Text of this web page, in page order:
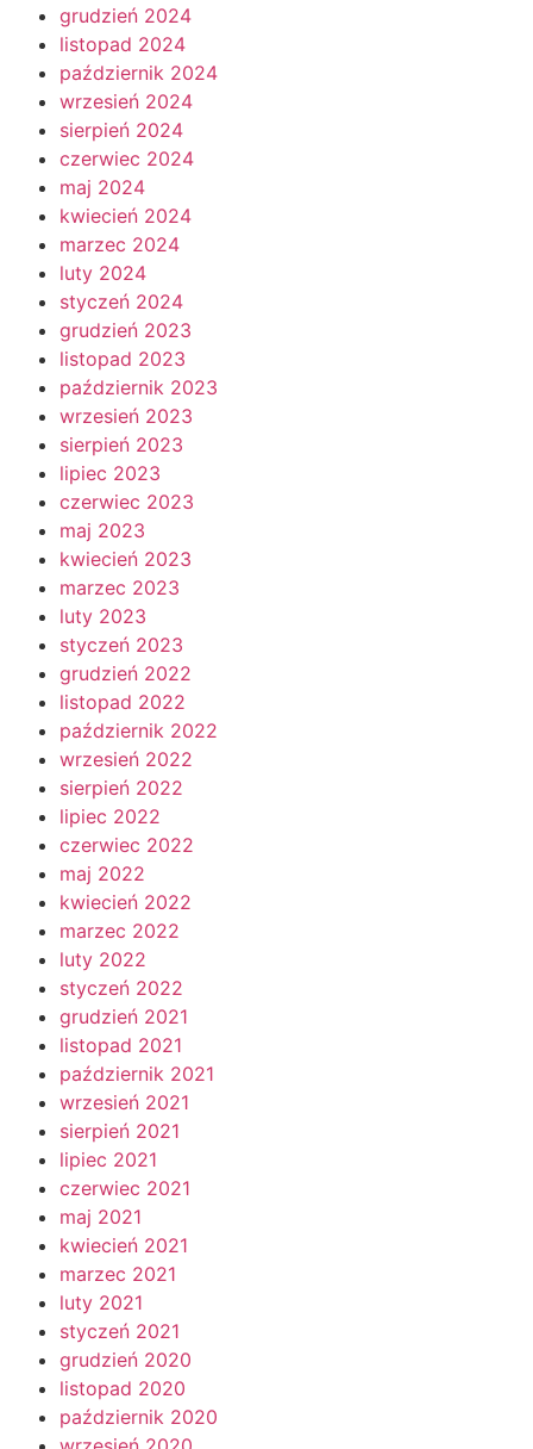
grudzień 2024
listopad 2024
październik 2024
wrzesień 2024
sierpień 2024
czerwiec 2024
maj 2024
kwiecień 2024
marzec 2024
luty 2024
styczeń 2024
grudzień 2023
listopad 2023
październik 2023
wrzesień 2023
sierpień 2023
lipiec 2023
czerwiec 2023
maj 2023
kwiecień 2023
marzec 2023
luty 2023
styczeń 2023
grudzień 2022
listopad 2022
październik 2022
wrzesień 2022
sierpień 2022
lipiec 2022
czerwiec 2022
maj 2022
kwiecień 2022
marzec 2022
luty 2022
styczeń 2022
grudzień 2021
listopad 2021
październik 2021
wrzesień 2021
sierpień 2021
lipiec 2021
czerwiec 2021
maj 2021
kwiecień 2021
marzec 2021
luty 2021
styczeń 2021
grudzień 2020
listopad 2020
październik 2020